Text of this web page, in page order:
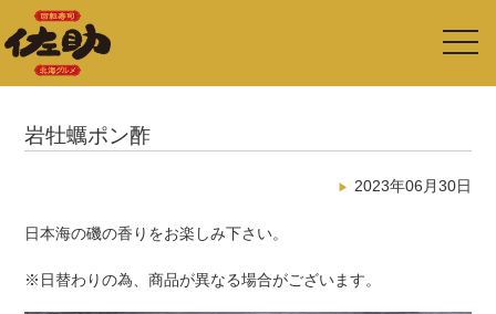
岩牡蠣ポン酢
2023年06月30日
日本海の磯の香りをお楽しみ下さい。
※日替わりの為、商品が異なる場合がございます。